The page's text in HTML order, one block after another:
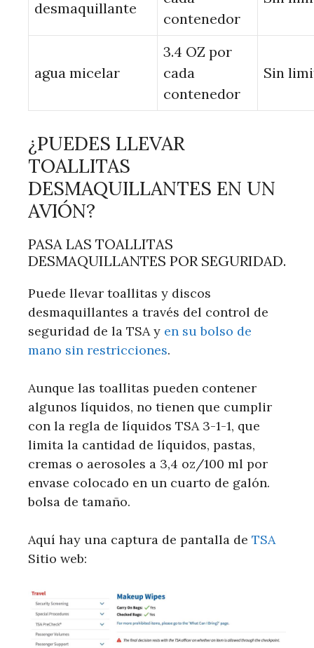
desmaquillante
contenedor
agua micelar
3.4 OZ por
cada
contenedor
Sin
¿PUEDES LLEVAR
TOALLITAS
DESMAQUILLANTES EN UN
AVIÓN?
PASA LAS TOALLITAS
DESMAQUILLANTES POR SEGURIDAD.
Puede llevar toallitas y discos
desmaquillantes a través del control de
seguridad de la TSA y en su bolso de
mano sin restricciones.
Aunque las toallitas pueden contener
algunos líquidos, no tienen que cumplir
con la regla de líquidos TSA 3-1-1, que
limita la cantidad de líquidos, pastas,
cremas o aerosoles a 3,4 oz/100 ml por
envase colocado en un cuarto de galón.
bolsa de tamaño.
Aquí hay una captura de pantalla de TSA
Sitio web: